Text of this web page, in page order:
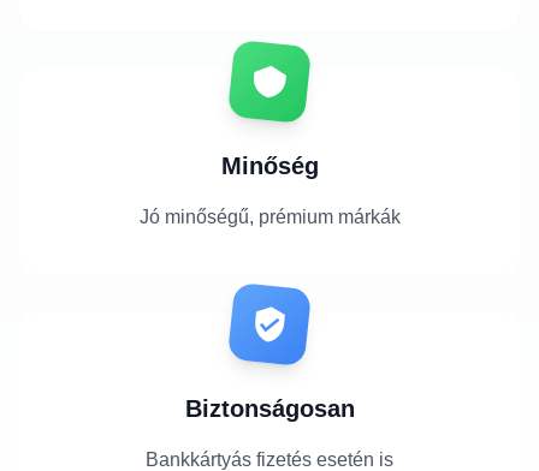
Minőség
Jó minőségű, prémium márkák
Biztonságosan
Bankkártyás fizetés esetén is